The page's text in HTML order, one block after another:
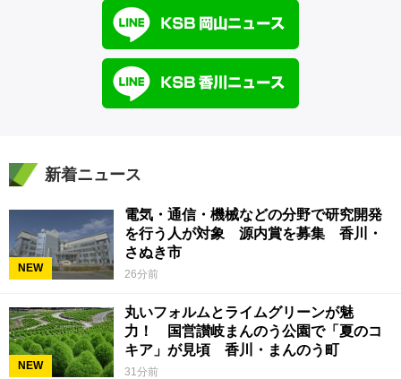
新着ニュース
NEW
電気・通信・機械などの分野で研究開発
を行う人が対象 源内賞を募集 香川・
さぬき市
26分前
NEW
丸いフォルムとライムグリーンが魅
力！ 国営讃岐まんのう公園で「夏のコ
キア」が見頃 香川・まんのう町
31分前